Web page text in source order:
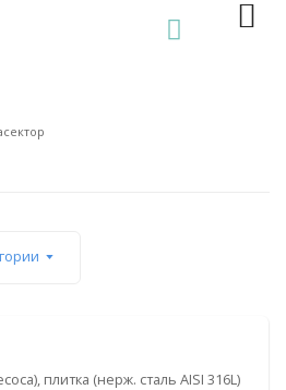
плитка (нерж. сталь AISI 316L)